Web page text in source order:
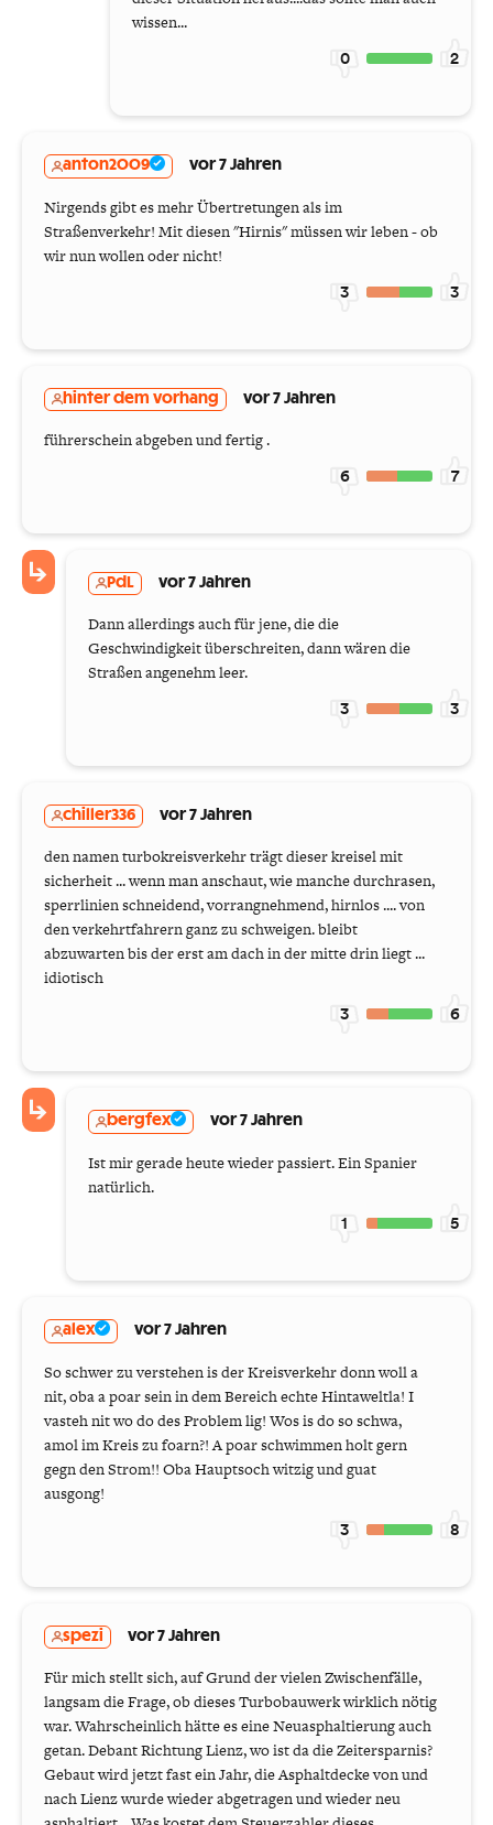
wissen...
0 2
anton2009 vor 7 Jahren
Nirgends gibt es mehr Übertretungen als im
Straßenverkehr! Mit diesen "Hirnis" müssen wir leben - ob
wir nun wollen oder nicht!
3 3
hinter dem vorhang vor 7 Jahren
führerschein abgeben und fertig .
6 7
PdL vor 7 Jahren
Dann allerdings auch für jene, die die
Geschwindigkeit überschreiten, dann wären die
Straßen angenehm leer.
3 3
chiller336 vor 7 Jahren
den namen turbokreisverkehr trägt dieser kreisel mit
sicherheit ... wenn man anschaut, wie manche durchrasen,
sperrlinien schneidend, vorrangnehmend, hirnlos .... von
den verkehrtfahrern ganz zu schweigen. bleibt
abzuwarten bis der erst am dach in der mitte drin liegt ...
idiotisch
3 6
bergfex vor 7 Jahren
Ist mir gerade heute wieder passiert. Ein Spanier
natürlich.
1 5
alex vor 7 Jahren
So schwer zu verstehen is der Kreisverkehr donn woll a
nit, oba a poar sein in dem Bereich echte Hintaweltla! I
vasteh nit wo do des Problem lig! Wos is do so schwa,
amol im Kreis zu foarn?! A poar schwimmen holt gern
gegn den Strom!! Oba Hauptsoch witzig und guat
ausgong!
3 8
spezi vor 7 Jahren
Für mich stellt sich, auf Grund der vielen Zwischenfälle,
langsam die Frage, ob dieses Turbobauwerk wirklich nötig
war. Wahrscheinlich hätte es eine Neuasphaltierung auch
getan. Debant Richtung Lienz, wo ist da die Zeitersparnis?
Gebaut wird jetzt fast ein Jahr, die Asphaltdecke von und
nach Lienz wurde wieder abgetragen und wieder neu